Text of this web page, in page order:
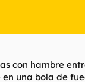
con hambre
una bola de